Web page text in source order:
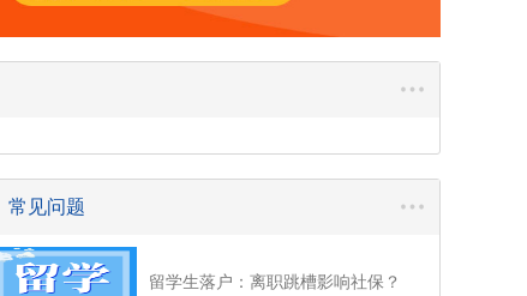
常见问题
留学生落户：离职跳槽影响社保？